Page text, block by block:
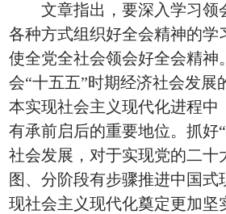
文章指出，要深入学习领
各种方式组织好全会精神的学
使全党全社会领会好全会精神
会“十五五”时期经济社会发展
本实现社会主义现代化进程中
有承前启后的重要地位。抓好
社会发展，对于实现党的二十
图、分阶段有步骤推进中国式
现社会主义现代化奠定更加坚